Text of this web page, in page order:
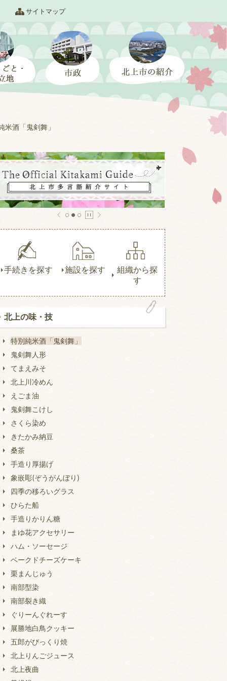
サイトマップ
米酒「鬼剣舞」
手続きを探す 施設を探す
組織から探
す
北上の味・技
特別純米酒「鬼剣舞」
鬼剣舞人形
てまえみそ
北上川冷めん
えごま油
鬼剣舞こけし
さくら染め
きたかみ納豆
桑茶
手造り厚揚げ
象嵌彫(ぞうがんぼり)
四季の移ろいグラス
ひらた船
手造りかりん糖
まゆ花アクセサリー
ハム・ソーセージ
ベークドチーズケーキ
栗まんじゅう
南部型染
南部裂き織
ぐりーんぐれーす
展勝地白鳥クッキー
五郎がびっくり焼
北上りんごジュース
北上夜曲